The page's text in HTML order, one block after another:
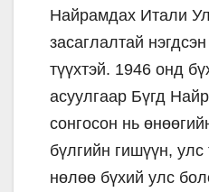
Найрамдах Итали
засаглалтай
түүхтэй. 1946 онд
асуулгаар Бүгд
сонгосон нь
бүлгийн гишүүн, улс
нөлөө бүхий улс